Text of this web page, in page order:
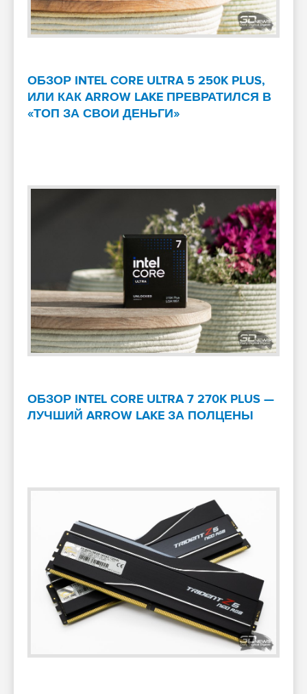
ОБЗОР INTEL CORE ULTRA 5 250K PLUS,
ИЛИ КАК ARROW LAKE ПРЕВРАТИЛСЯ В
«ТОП ЗА СВОИ ДЕНЬГИ»
ОБЗОР INTEL CORE ULTRA 7 270K PLUS —
ЛУЧШИЙ ARROW LAKE ЗА ПОЛЦЕНЫ